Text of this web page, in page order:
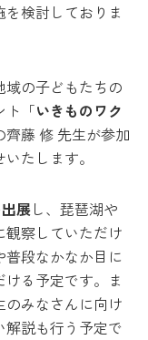
検討しておりま
域の子どもたちの
ト「いきものワク
齊藤 修 先生が参加
たします。
展し、琵琶湖や
察していただけ
段なかなか目に
る予定です。ま
みなさんに向け
説も行う予定で